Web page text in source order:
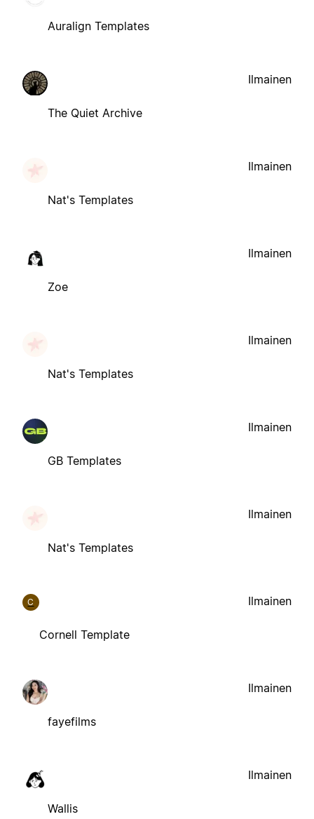
Auralign Templates
The Quiet Archive
Ilmainen
Nat's Templates
Ilmainen
Zoe
Ilmainen
Nat's Templates
Ilmainen
GB Templates
Ilmainen
Nat's Templates
Ilmainen
C
Cornell Template
Ilmainen
fayefilms
Ilmainen
Wallis
Ilmainen